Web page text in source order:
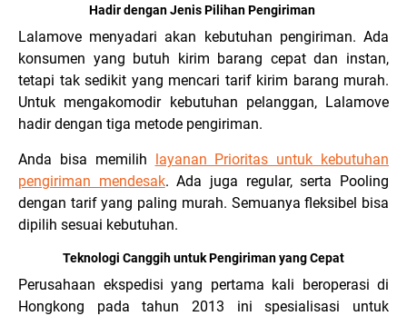
Hadir dengan Jenis Pilihan Pengiriman
Lalamove menyadari akan kebutuhan pengiriman. Ada
konsumen yang butuh kirim barang cepat dan instan,
tetapi tak sedikit yang mencari tarif kirim barang murah.
Untuk mengakomodir kebutuhan pelanggan, Lalamove
hadir dengan tiga metode pengiriman.
Anda bisa memilih layanan Prioritas untuk kebutuhan
pengiriman mendesak. Ada juga regular, serta Pooling
dengan tarif yang paling murah. Semuanya fleksibel bisa
dipilih sesuai kebutuhan.
Teknologi Canggih untuk Pengiriman yang Cepat
Perusahaan ekspedisi yang pertama kali beroperasi di
Hongkong pada tahun 2013 ini spesialisasi untuk